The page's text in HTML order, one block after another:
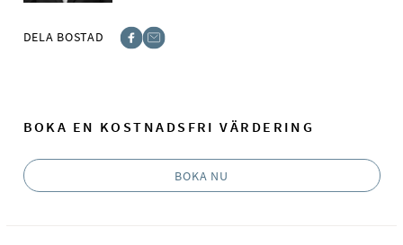
DELA BOSTAD
BOKA EN KOSTNADSFRI VÄRDERING
BOKA NU